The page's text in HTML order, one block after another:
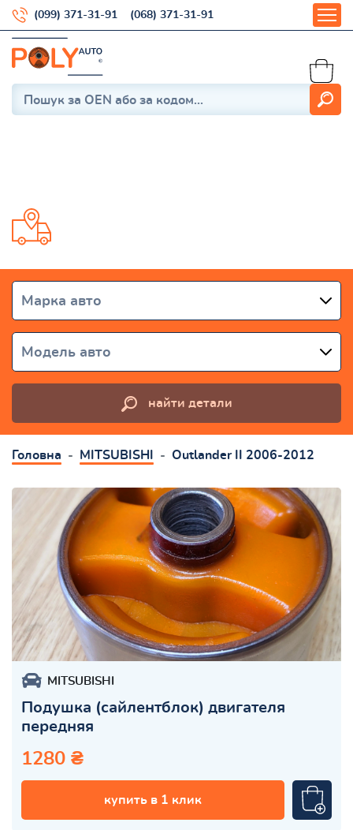
(099) 371-31-91 (068) 371-31-91
Марка авто
Модель авто
найти детали
Головна MITSUBISHI Outlander II 2006-2012
MITSUBISHI
Подушка (сайлентблок) двигателя
передняя
1280 ₴
купить в 1 клик